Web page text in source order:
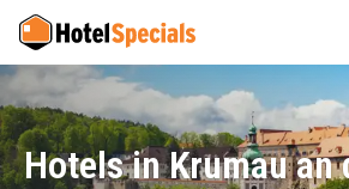
Hotels in Krumau an